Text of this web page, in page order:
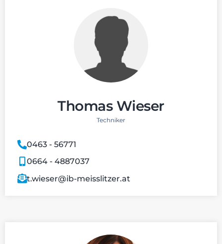
Thomas Wieser
Techniker
0463 - 56771
0664 - 4887037
t.wieser@ib-meisslitzer.at